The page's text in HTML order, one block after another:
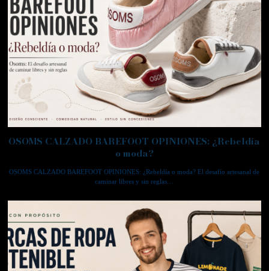
OSOMS CALZADO BAREFOOT OPINIONES: ¿Rebeldía
o moda?
OSOMS CALZADO BAREFOOT OPINIONES: ¿Rebeldía o moda? El desafío artesanal de
caminar libres y sin reglas…